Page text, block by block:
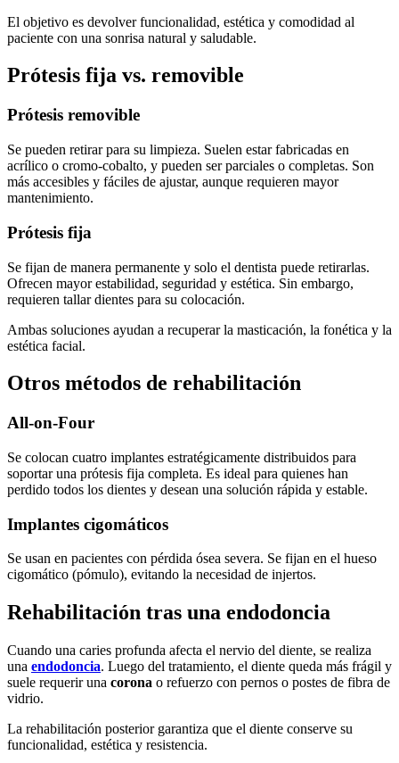
El objetivo es devolver funcionalidad, estética y comodidad al
paciente con una sonrisa natural y saludable.
Prótesis fija vs. removible
Prótesis removible
Se pueden retirar para su limpieza. Suelen estar fabricadas en
acrílico o cromo-cobalto, y pueden ser parciales o completas. Son
más accesibles y fáciles de ajustar, aunque requieren mayor
mantenimiento.
Prótesis fija
Se fijan de manera permanente y solo el dentista puede retirarlas.
Ofrecen mayor estabilidad, seguridad y estética. Sin embargo,
requieren tallar dientes para su colocación.
Ambas soluciones ayudan a recuperar la masticación, la fonética y la
estética facial.
Otros métodos de rehabilitación
All-on-Four
Se colocan cuatro implantes estratégicamente distribuidos para
soportar una prótesis fija completa. Es ideal para quienes han
perdido todos los dientes y desean una solución rápida y estable.
Implantes cigomáticos
Se usan en pacientes con pérdida ósea severa. Se fijan en el hueso
cigomático (pómulo), evitando la necesidad de injertos.
Rehabilitación tras una endodoncia
Cuando una caries profunda afecta el nervio del diente, se realiza
una endodoncia. Luego del tratamiento, el diente queda más frágil y
suele requerir una corona o refuerzo con pernos o postes de fibra de
vidrio.
La rehabilitación posterior garantiza que el diente conserve su
funcionalidad, estética y resistencia.